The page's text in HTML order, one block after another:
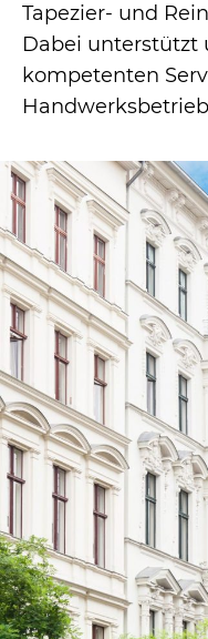
Tapezier- und
Dabei unterstützt
kompetenten